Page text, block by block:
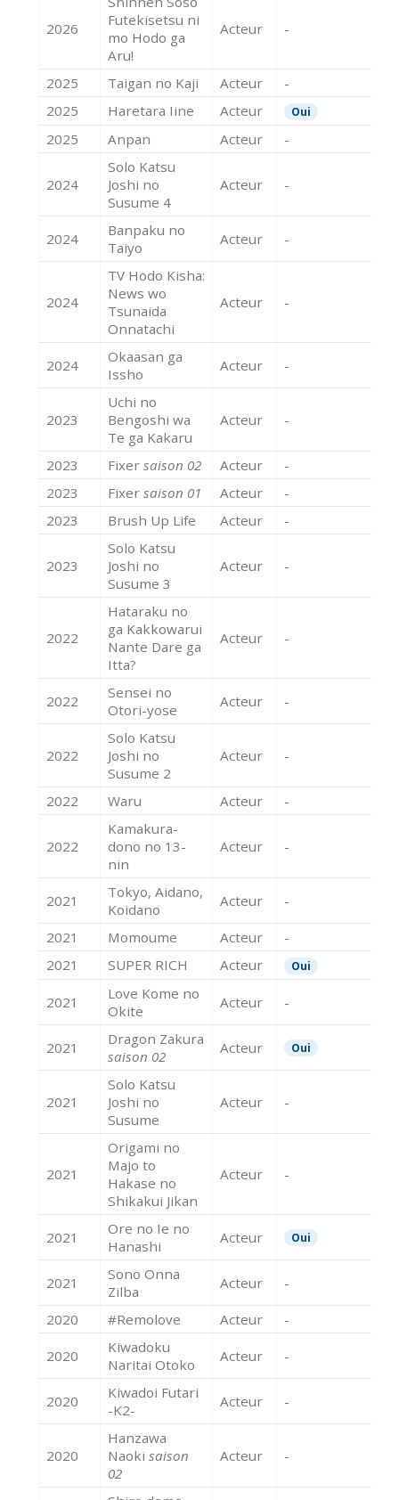
2026
Futekisetsu ni
mo Hodo ga
Aru!
Acteur -
2025 Taigan no Kaji Acteur
-
2025
Haretara Iine Acteur Oui
2025 Anpan Acteur -
2024
Solo Katsu
Joshi no
Susume 4
Acteur -
2024
Banpaku no
Taiyo
Acteur -
2024
TV Hodo Kisha:
News wo
Tsunaida
Onnatachi
Acteur -
2024
Okaasan ga
Issho
Acteur -
2023
Uchi no
Bengoshi wa
Te ga Kakaru
Acteur -
2023 Fixer saison 02 Acteur
-
2023
Fixer saison 01 Acteur
-
2023
Brush Up Life Acteur -
2023
Solo Katsu
Joshi no
Susume 3
Acteur -
2022
Hataraku no
ga Kakkowarui
Nante Dare ga
Itta?
Acteur -
2022
Sensei no
Otori-yose
Acteur -
2022
Solo Katsu
Joshi no
Susume 2
Acteur -
2022 Waru Acteur -
2022
Kamakura-
dono no 13-
nin
Acteur -
2021
Tokyo, Aidano,
Koidano
Acteur -
2021 Momoume Acteur
-
2021
SUPER RICH Acteur Oui
2021
Love Kome no
Okite
Acteur -
2021
Dragon Zakura
saison 02
Acteur Oui
2021
Solo Katsu
Joshi no
Susume
Acteur -
2021
Origami no
Majo to
Hakase no
Shikakui Jikan
Acteur -
2021
Ore no Ie no
Hanashi
Acteur Oui
2021
Sono Onna
Zilba
Acteur -
2020 #Remolove Acteur -
2020
Kiwadoku
Naritai Otoko
Acteur -
2020
Kiwadoi Futari
-K2-
Acteur -
2020
Hanzawa
Naoki saison
02
Acteur -